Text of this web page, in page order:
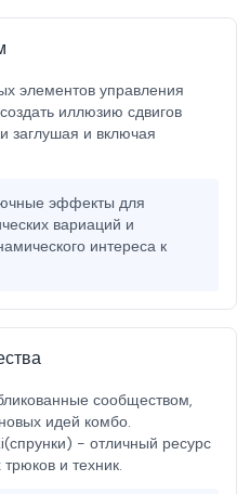
элементов управления
иллюзию сдвигов
заглушая и включая
эффекты для
вариаций и
интереса к
сообществом,
идей комбо.
- отличный ресурс
и техник.